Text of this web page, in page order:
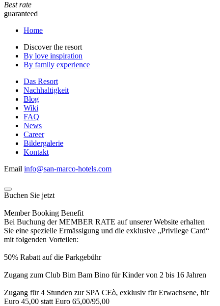
Best rate
guaranteed
Home
Discover the resort
By love inspiration
By family experience
Das Resort
Nachhaltigkeit
Blog
Wiki
FAQ
News
Career
Bildergalerie
Kontakt
Email info@san-marco-hotels.com
Buchen Sie jetzt
Member Booking Benefit
Bei Buchung der MEMBER RATE auf unserer Website erhalten
Sie eine spezielle Ermässigung und die exklusive „Privilege Card“
mit folgenden Vorteilen:
50% Rabatt auf die Parkgebühr
Zugang zum Club Bim Bam Bino für Kinder von 2 bis 16 Jahren
Zugang für 4 Stunden zur SPA CEò, exklusiv für Erwachsene, für
Euro 45,00 statt Euro 65,00/95,00